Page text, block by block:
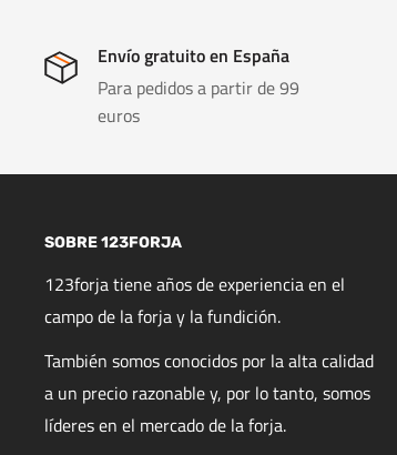
Envío gratuito en España
Para pedidos a partir de 99
euros
SOBRE 123FORJA
123forja tiene años de experiencia en el
campo de la forja y la fundición.
También somos conocidos por la alta calidad
a un precio razonable y, por lo tanto, somos
líderes en el mercado de la forja.